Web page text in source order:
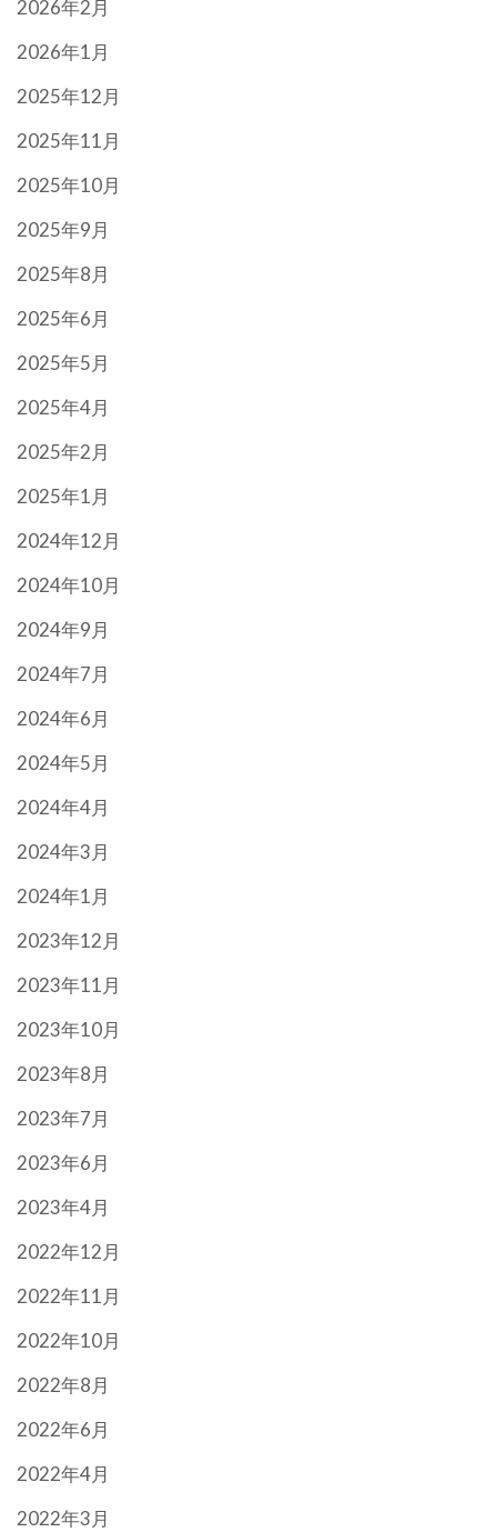
2026年2月
2026年1月
2025年12月
2025年11月
2025年10月
2025年9月
2025年8月
2025年6月
2025年5月
2025年4月
2025年2月
2025年1月
2024年12月
2024年10月
2024年9月
2024年7月
2024年6月
2024年5月
2024年4月
2024年3月
2024年1月
2023年12月
2023年11月
2023年10月
2023年8月
2023年7月
2023年6月
2023年4月
2022年12月
2022年11月
2022年10月
2022年8月
2022年6月
2022年4月
2022年3月